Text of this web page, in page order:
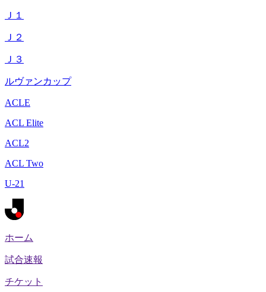
Ｊ１
Ｊ２
Ｊ３
ルヴァンカップ
ACLE
ACL Elite
ACL2
ACL Two
U-21
ホーム
試合速報
チケット